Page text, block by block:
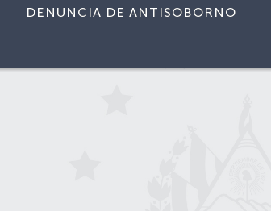
DENUNCIA DE ANTISOBORNO